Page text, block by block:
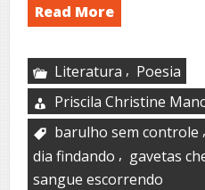
Read More
Literatura , Poesia
Priscila Christine
barulho sem controle ,
dia findando , gavetas
sangue escorrendo